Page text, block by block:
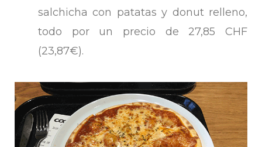
salchicha con patatas y donut relleno,
todo por un precio de 27,85 CHF
(23,87€).